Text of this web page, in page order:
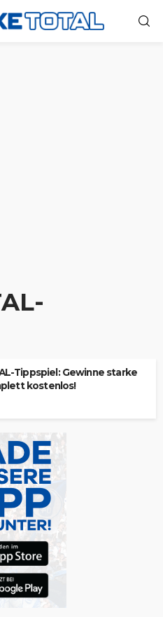
Tippspiel: Gewinne starke
kostenlos!